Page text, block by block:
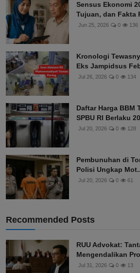
Sensus Ekonomi
Tujuan, dan Fakta
Jun 25, 2026 0 136
Kronologi
Eks Jampidsus
Jul 26, 2026 0 134
Daftar Harga BBM
SPBU RI Berlaku
Jul 20, 2026 0 128
Pembunuhan di
Polisi Ungkap
Jul 20, 2026 0 61
Recommended Posts
RUU Advokat:
Mengendalikan
Jul 31, 2026 0 13